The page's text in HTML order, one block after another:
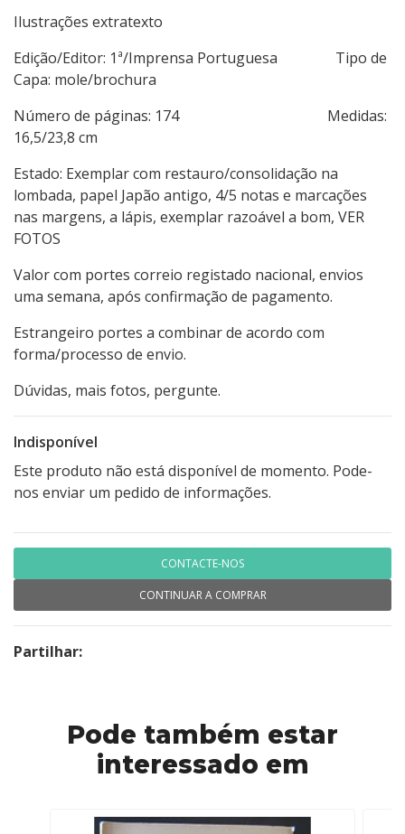
Ilustrações extratexto
Edição/Editor: 1ª/Imprensa Portuguesa Tipo de
Capa: mole/brochura
Número de páginas: 174 Medidas:
16,5/23,8 cm
Estado: Exemplar com restauro/consolidação na
lombada, papel Japão antigo, 4/5 notas e marcações
nas margens, a lápis, exemplar razoável a bom, VER
FOTOS
Valor com portes correio registado nacional, envios
uma semana, após confirmação de pagamento.
Estrangeiro portes a combinar de acordo com
forma/processo de envio.
Dúvidas, mais fotos, pergunte.
Indisponível
Este produto não está disponível de momento. Pode-
nos enviar um pedido de informações.
CONTACTE-NOS
CONTINUAR A COMPRAR
Partilhar:
Pode também estar
interessado em